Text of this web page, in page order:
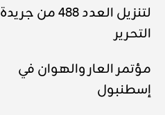
لتنزيل العدد 488 من جريدة
التحرير
مؤتمر العار والهوان في
إسطنبول